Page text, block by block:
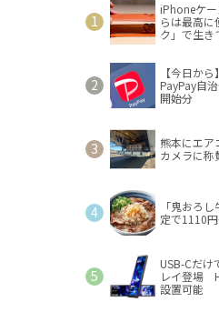
iPhoneケ
らは最高
ク」で生き
【今日か
PayPay自
開始分
熊本にエア
カメラに称
「鬼おろ
定で1110
USB-Cだけ
レイ登場
設置可能